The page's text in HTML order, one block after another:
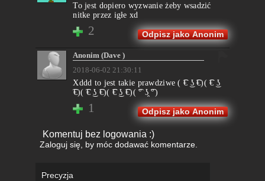
To jest dopiero wyzwanie żeby wsadzić
nitke przez igłe xd
2 Odpisz jako Anonim
Anonim (Dave )
2018-06-02 21:30:11
Xddd to jest takie prawdziwe ( ͡€ ͜ʖ ͡€)( ͡€ ͜ʖ
͡€)( ͡€ ͜ʖ ͡€)( ͡€ ͜ʖ ͡€)( ͡° ʖ̯ ͡°)
1 Odpisz jako Anonim
Komentuj bez logowania :)
Zaloguj się, by móc dodawać komentarze.
Precyzja